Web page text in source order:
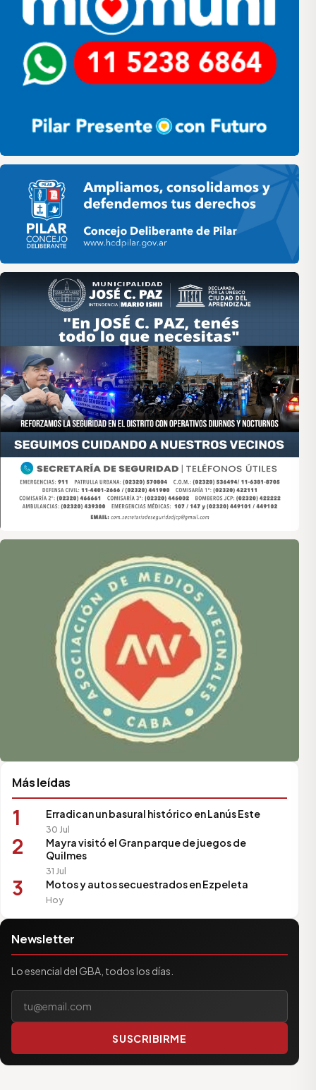
Pilar HCD
Asociación de Medios Vecinales
Más leídas
1 Erradican un basural histórico en Lanús Este
30 Jul
2
Mayra visitó el Gran parque de juegos de
Quilmes
31 Jul
3 Motos y autos secuestrados en Ezpeleta
Hoy
Newsletter
Lo esencial del GBA, todos los días.
SUSCRIBIRME